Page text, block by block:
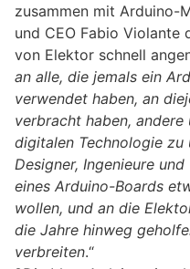
zusammen mit Arduino-
und CEO Fabio Violante
von Elektor schnell
an alle, die jemals ein
verwendet haben, an
verbracht haben,
digitalen Technologie zu
Designer, Ingenieure
eines Arduino-Boards
wollen, und an die
die Jahre hinweg
verbreiten.“